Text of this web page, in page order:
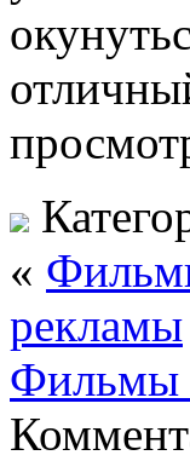
«
рекламы
Фильмы